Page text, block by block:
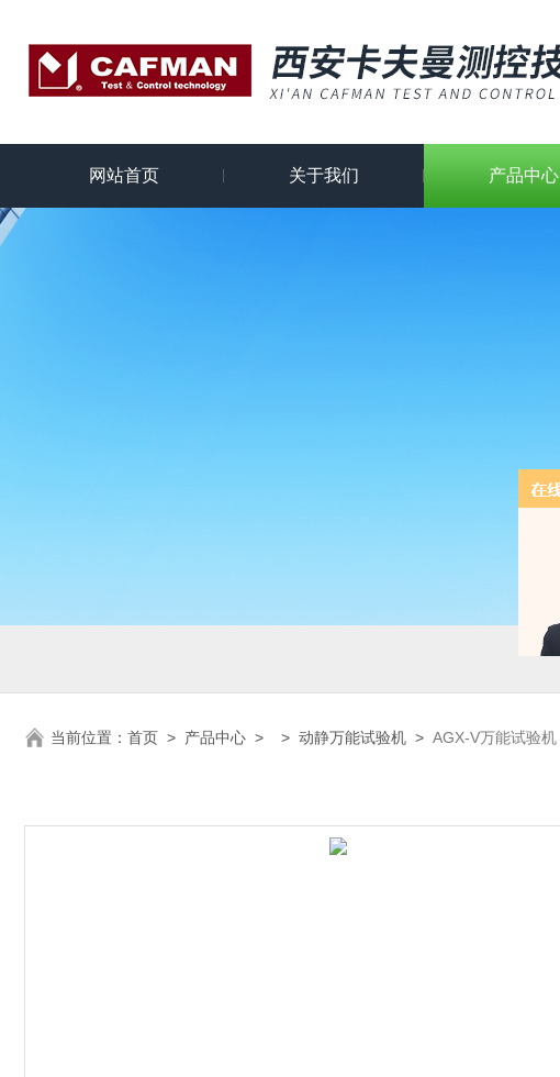
网站首页 关于我们 产品中心
当前位置： 首页 > 产品中心 > > 动静万能试验机 > AGX-V万能试验机